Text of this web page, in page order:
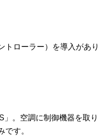
トローラー）を導入があり
。空調に制御機器を取り
す。